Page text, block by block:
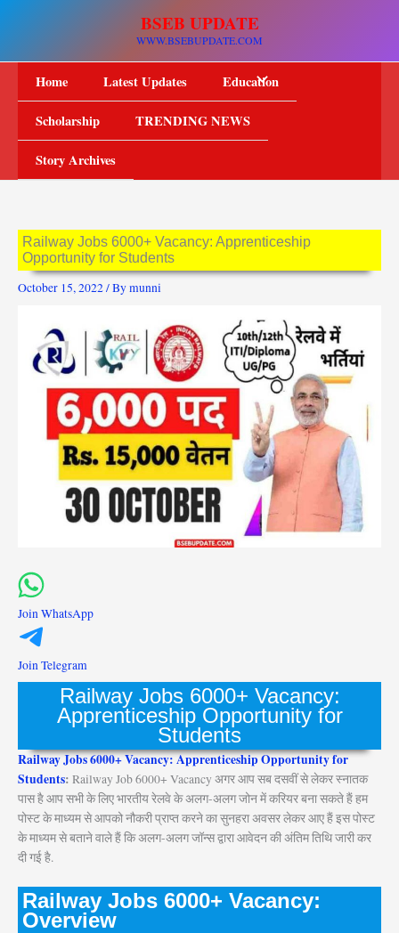
BSEB UPDATE
WWW.BSEBUPDATE.COM
Home Latest Updates Education
Scholarship TRENDING NEWS
Story Archives
Railway Jobs 6000+ Vacancy: Apprenticeship
Opportunity for Students
October 15, 2022/ Bymunni
Join WhatsApp
Join Telegram
Railway Jobs 6000+ Vacancy:
Apprenticeship Opportunity for
Students
Railway Jobs 6000+ Vacancy: Apprenticeship Opportunity for
Students: Railway Job 6000+ Vacancy अगर आप सब दसवीं से लेकर स्नातक
पास है आप सभी के लिए भारतीय रेलवे के अलग-अलग जोन में करियर बना सकते हैं हम
पोस्ट के माध्यम से आपको नौकरी प्राप्त करने का सुनहरा अवसर लेकर आए हैं इस पोस्ट
के माध्यम से बताने वाले हैं कि अलग-अलग जॉन्स द्वारा आवेदन की अंतिम तिथि जारी कर
दी गई है.
Railway Jobs 6000+ Vacancy:
Overview